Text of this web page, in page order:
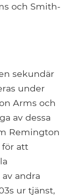
och Smith-
sekundär
under
Arms och
av dessa
Remington
för att
andra
ur tjänst,